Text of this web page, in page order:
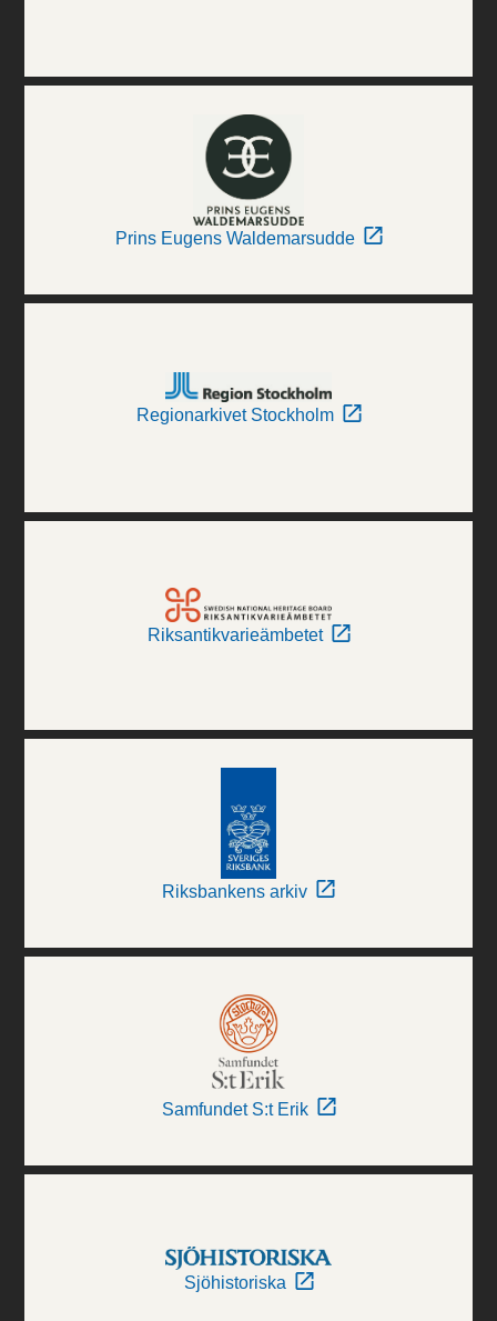
Prins Eugens Waldemarsudde
Regionarkivet Stockholm
Riksantikvarieämbetet
Riksbankens arkiv
Samfundet S:t Erik
Sjöhistoriska